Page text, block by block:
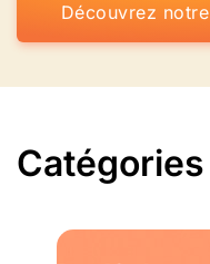
Découvrez